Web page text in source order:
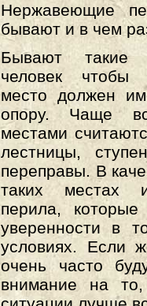
Нержавеющие
бывают и в чем
Бывают такие
человек чтобы
место должен
опору. Чаще
местами
лестницы,
переправы. В
таких местах
перила,
уверенности в
условиях. Если
очень часто
внимание на